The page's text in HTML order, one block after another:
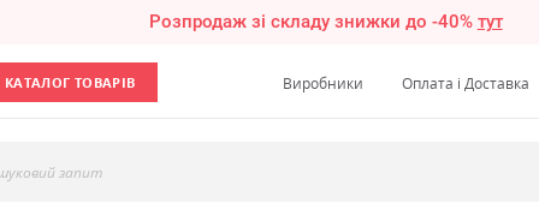
Розпродаж зі складу знижки до -40% тут
КАТАЛОГ ТОВАРІВ Виробники Оплата і Доставка
запит